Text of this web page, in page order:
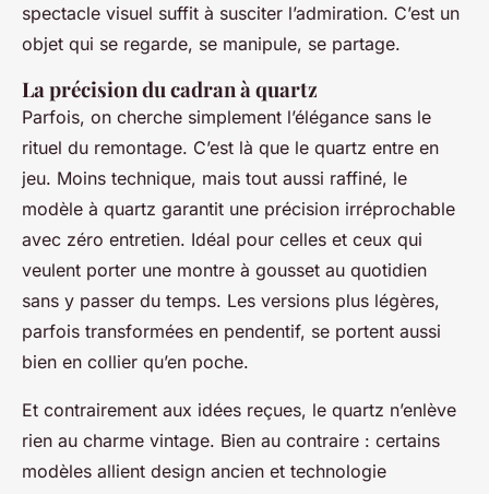
spectacle visuel suffit à susciter l’admiration. C’est un
objet qui se regarde, se manipule, se partage.
La précision du cadran à quartz
Parfois, on cherche simplement l’élégance sans le
rituel du remontage. C’est là que le quartz entre en
jeu. Moins technique, mais tout aussi raffiné, le
modèle à quartz garantit une précision irréprochable
avec zéro entretien. Idéal pour celles et ceux qui
veulent porter une montre à gousset au quotidien
sans y passer du temps. Les versions plus légères,
parfois transformées en pendentif, se portent aussi
bien en collier qu’en poche.
Et contrairement aux idées reçues, le quartz n’enlève
rien au charme vintage. Bien au contraire : certains
modèles allient design ancien et technologie